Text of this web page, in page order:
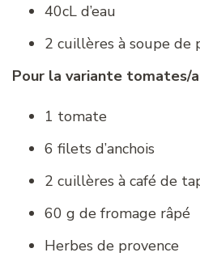
40cL d’eau
2 cuillères à soupe de
Pour la variante tomates/
1 tomate
6 filets d’anchois
2 cuillères à café de
60 g de fromage râpé
Herbes de provence